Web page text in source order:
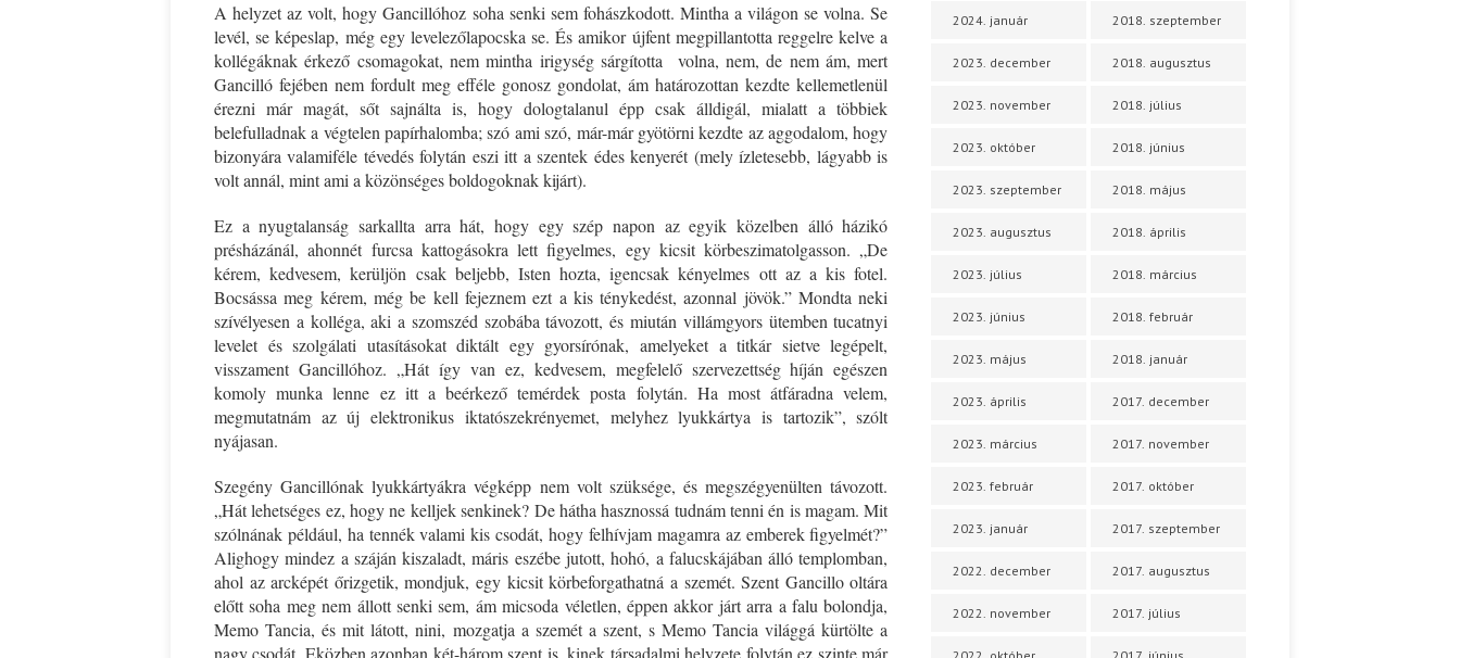
A helyzet az volt, hogy Gancillóhoz soha senki sem fohászkodott. Mintha a világon se volna. Se
levél, se képeslap, még egy levelezőlapocska se. És amikor újfent megpillantotta reggelre kelve a
kollégáknak érkező csomagokat, nem mintha irigység sárgította volna, nem, de nem ám, mert
Gancilló fejében nem fordult meg efféle gonosz gondolat, ám határozottan kezdte kellemetlenül
érezni már magát, sőt sajnálta is, hogy dologtalanul épp csak álldigál, mialatt a többiek
belefulladnak a végtelen papírhalomba; szó ami szó, már-már gyötörni kezdte az aggodalom, hogy
bizonyára valamiféle tévedés folytán eszi itt a szentek édes kenyerét (mely ízletesebb, lágyabb is
volt annál, mint ami a közönséges boldogoknak kijárt).
Ez a nyugtalanság sarkallta arra hát, hogy egy szép napon az egyik közelben álló házikó
présházánál, ahonnét furcsa kattogásokra lett figyelmes, egy kicsit körbeszimatolgasson. „De
kérem, kedvesem, kerüljön csak beljebb, Isten hozta, igencsak kényelmes ott az a kis fotel.
Bocsássa meg kérem, még be kell fejeznem ezt a kis ténykedést, azonnal jövök.” Mondta neki
szívélyesen a kolléga, aki a szomszéd szobába távozott, és miután villámgyors ütemben tucatnyi
levelet és szolgálati utasításokat diktált egy gyorsírónak, amelyeket a titkár sietve legépelt,
visszament Gancillóhoz. „Hát így van ez, kedvesem, megfelelő szervezettség híján egészen
komoly munka lenne ez itt a beérkező temérdek posta folytán. Ha most átfáradna velem,
megmutatnám az új elektronikus iktatószekrényemet, melyhez lyukkártya is tartozik”, szólt
nyájasan.
Szegény Gancillónak lyukkártyákra végképp nem volt szüksége, és megszégyenülten távozott.
„Hát lehetséges ez, hogy ne kelljek senkinek? De hátha hasznossá tudnám tenni én is magam. Mit
szólnának például, ha tennék valami kis csodát, hogy felhívjam magamra az emberek figyelmét?”
Alighogy mindez a száján kiszaladt, máris eszébe jutott, hohó, a falucskájában álló templomban,
ahol az arcképét őrizgetik, mondjuk, egy kicsit körbeforgathatná a szemét. Szent Gancillo oltára
előtt soha meg nem állott senki sem, ám micsoda véletlen, éppen akkor járt arra a falu bolondja,
Memo Tancia, és mit látott, nini, mozgatja a szemét a szent, s Memo Tancia világgá kürtölte a
nagy csodát. Eközben azonban két-három szent is, kinek társadalmi helyzete folytán ez szinte már
2024. január
2023. december
2023. november
2023. október
2023. szeptember
2023. augusztus
2023. július
2023. június
2023. május
2023. április
2023. március
2023. február
2023. január
2022. december
2022. november
2018. szeptember
2018. augusztus
2018. július
2018. június
2018. május
2018. április
2018. március
2018. február
2018. január
2017. december
2017. november
2017. október
2017. szeptember
2017. augusztus
2017. július